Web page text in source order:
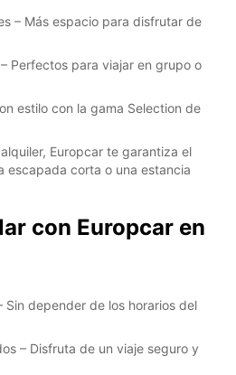
– Más espacio para disfrutar de
Perfectos para viajar en grupo o
estilo con la gama Selection de
Europcar te garantiza el
escapada corta o una estancia
con Europcar en
depender de los horarios del
– Disfruta de un viaje seguro y